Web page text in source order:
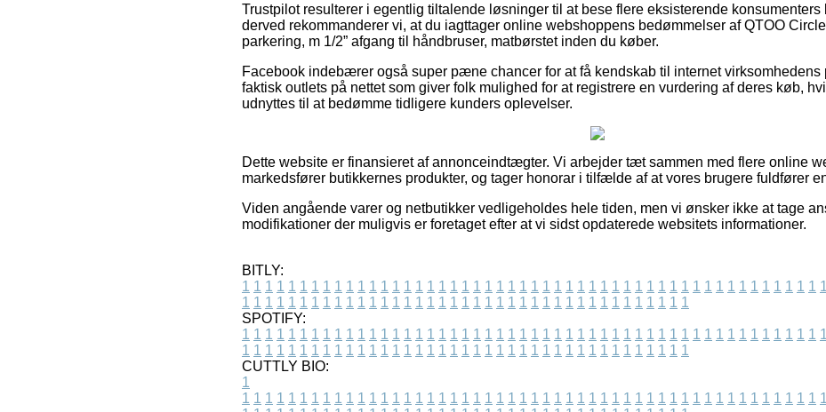
Trustpilot resulterer i egentlig tiltalende løsninger til at bese flere eksisterende konsumenters
derved rekommanderer vi, at du iagttager online webshoppens bedømmelser af QTOO
parkering, m 1/2” afgang til håndbruser, matbørstet inden du køber.
Facebook indebærer også super pæne chancer for at få kendskab til internet virksomhedens
faktisk outlets på nettet som giver folk mulighed for at registrere en vurdering af deres køb,
udnyttes til at bedømme tidligere kunders oplevelser.
Dette website er finansieret af annonceindtægter. Vi arbejder tæt sammen med flere online
markedsfører butikkernes produkter, og tager honorar i tilfælde af at vores brugere fuldfører
Viden angående varer og netbutikker vedligeholdes hele tiden, men vi ønsker ikke at tage
modifikationer der muligvis er foretaget efter at vi sidst opdaterede websitets informationer.
BITLY:
1 1 1 1 1 1 1 1 1 1 1 1 1 1 1 1 1 1 1 1 1 1 1 1 1 1 1 1 1 1 1 1 1 1 1 1 1 1 1 1 1 1 1 1 1 1 1 1 1 1 1
1 1 1 1 1 1 1 1 1 1 1 1 1 1 1 1 1 1 1 1 1 1 1 1 1 1 1 1 1 1 1 1 1 1 1 1 1 1 1
SPOTIFY:
1 1 1 1 1 1 1 1 1 1 1 1 1 1 1 1 1 1 1 1 1 1 1 1 1 1 1 1 1 1 1 1 1 1 1 1 1 1 1 1 1 1 1 1 1 1 1 1 1 1 1
1 1 1 1 1 1 1 1 1 1 1 1 1 1 1 1 1 1 1 1 1 1 1 1 1 1 1 1 1 1 1 1 1 1 1 1 1 1 1
CUTTLY BIO:
1
1 1 1 1 1 1 1 1 1 1 1 1 1 1 1 1 1 1 1 1 1 1 1 1 1 1 1 1 1 1 1 1 1 1 1 1 1 1 1 1 1 1 1 1 1 1 1 1 1 1 1